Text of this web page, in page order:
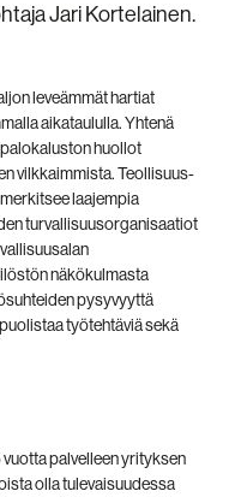
Jari Kortelainen.
leveämmät hartiat
aikataululla. Yhtenä
huollot
vilkkaimmista. Teollisuus-
laajempia
turvallisuusorganisaatiot
näkökulmasta
pysyvyyttä
työtehtäviä sekä
palvelleen yrityksen
olla tulevaisuudessa